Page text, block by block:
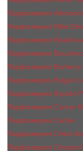
Парфюмерия
Парфюмерия Billie
Парфюмерия
Парфюмерия
Парфюмерия Burberry
Парфюмерия Bvlgari
Парфюмерия Byredo
Парфюмерия Carner
Парфюмерия Cartier
Парфюмерия Chloe
Парфюмерия Сhopard